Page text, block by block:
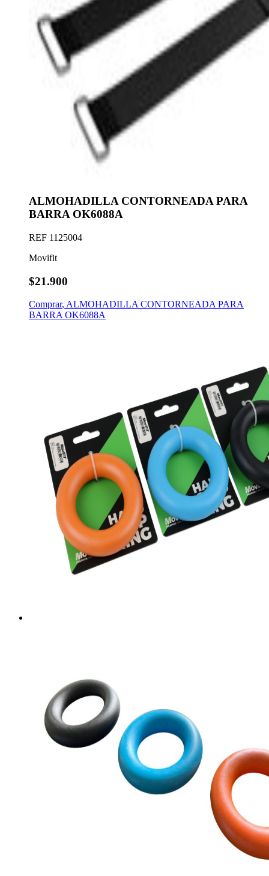
ALMOHADILLA CONTORNEADA PARA
BARRA OK6088A
REF 1125004
Movifit
$21.900
Comprar, ALMOHADILLA CONTORNEADA PARA
BARRA OK6088A